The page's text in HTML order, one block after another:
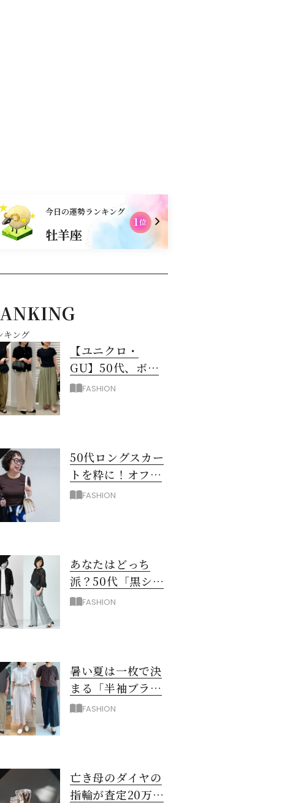
今日の運勢ランキング
牡羊座
乙女座
1
2位
キング
【ユニクロ・
GU】50代、ボト
ムスに迷ったら！
FASHION
50代ロングスカー
トを粋に！オフィ
ス＆お出掛けに映
FASHION
あなたはどっち
派？50代「黒シア
ー×ユニクロワイ
FASHION
暑い夏は一枚で決
まる「半袖ブラウ
ス＆シャツ」で時
FASHION
亡き母のダイヤの
指輪が査定20万…